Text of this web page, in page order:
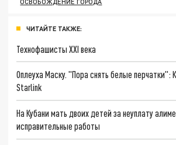
ЧИТАЙТЕ ТАКЖЕ:
Технофашисты XXI века
Оплеуха Маску. "Пора снять белые перчатки":
Starlink
На Кубани мать двоих детей за неуплату
исправительные работы